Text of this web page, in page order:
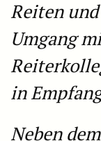
Reiten
Umgang
in
Neben